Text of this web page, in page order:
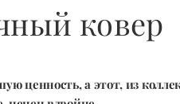
ковер
ценность, а этот, из